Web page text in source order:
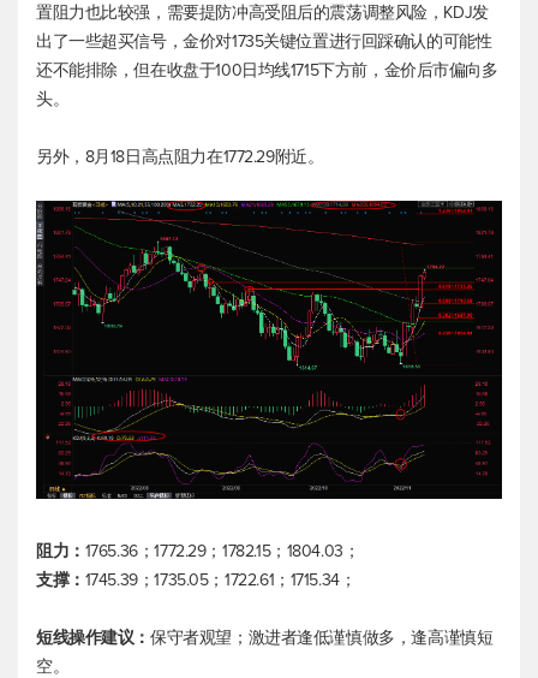
置阻力也比较强，需要提防冲高受阻后的震荡调整风险，KDJ发
出了一些超买信号，金价对1735关键位置进行回踩确认的可能性
还不能排除，但在收盘于100日均线1715下方前，金价后市偏向多
头。
另外，8月18日高点阻力在1772.29附近。
阻力： 1765.36；1772.29；1782.15；1804.03；
支撑： 1745.39；1735.05；1722.61；1715.34；
短线操作建议：保守者观望；激进者逢低谨慎做多，逢高谨慎短
空。